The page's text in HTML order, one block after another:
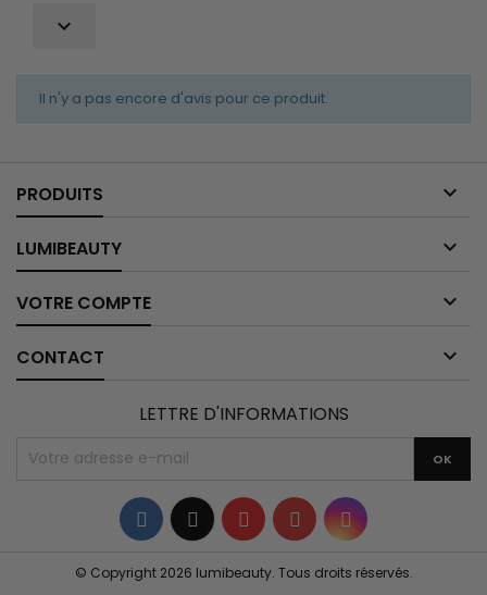

Il n'y a pas encore d'avis pour ce produit.
PRODUITS 
LUMIBEAUTY 
VOTRE COMPTE 
CONTACT 
LETTRE D'INFORMATIONS
Facebook
TwitterYouTubePinterestInstagram
© Copyright 2026 lumibeauty. Tous droits réservés.